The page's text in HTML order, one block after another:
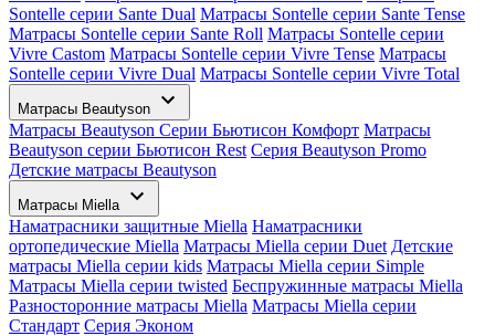
Sontelle серии Sante Dual Матрасы Sontelle серии Sante Tense
Матрасы Sontelle серии Sante Roll Матрасы Sontelle серии
Vivre Castom Матрасы Sontelle серии Vivre Tense Матрасы
Sontelle серии Vivre Dual Матрасы Sontelle серии Vivre Total
Матрасы Beautyson
Матрасы Beautyson Серии Бьютисон Комфорт Матрасы
Beautyson серии Бьютисон Rest Серия Beautyson Promo
Детские матрасы Beautyson
Матрасы Miella
Наматрасники защитные Miella Наматрасники
ортопедические Miella Матрасы Miella серии Duet Детские
матрасы Miella серии kids Матрасы Miella серии Simple
Матрасы Miella серии twisted Беспружинные матрасы Miella
Разносторонние матрасы Miella Матрасы Miella серии
Стандарт Серия Эконом